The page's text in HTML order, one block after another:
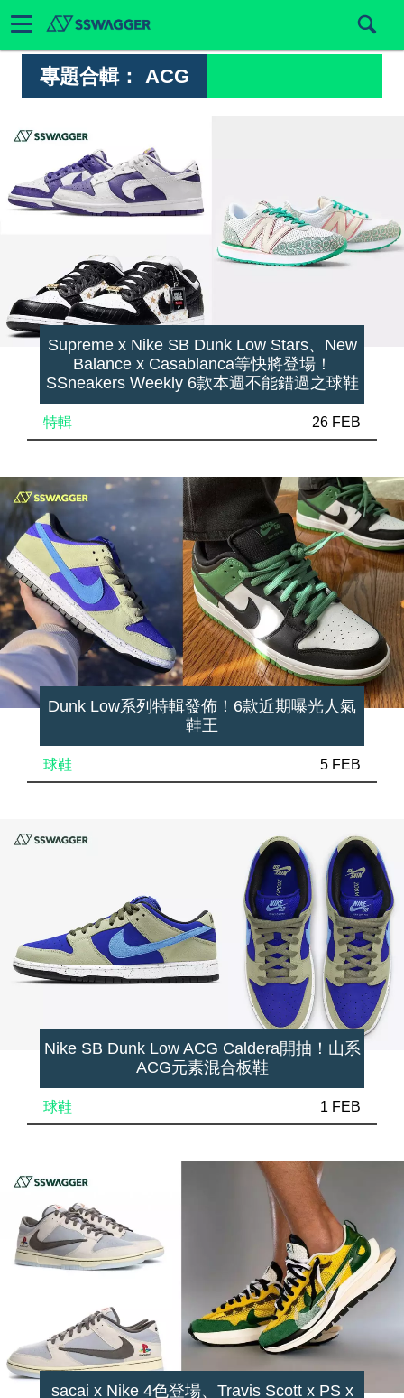
專題合輯： ACG
Supreme x Nike SB Dunk Low Stars、New
Balance x Casablanca等快將登場！
SSneakers Weekly 6款本週不能錯過之球鞋
特輯 26 FEB
Dunk Low系列特輯發佈！6款近期曝光人氣
鞋王
球鞋 5 FEB
Nike SB Dunk Low ACG Caldera開抽！山系
ACG元素混合板鞋
球鞋 1 FEB
sacai x Nike 4色登場、Travis Scott x PS x